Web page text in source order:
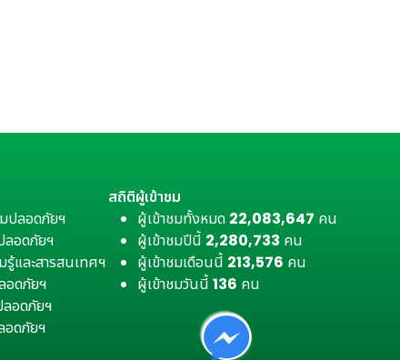
ปลอดภัยฯ
ลอดภัยฯ
และสารสนเทศฯ
อดภัยฯ
ลอดภัยฯ
อดภัยฯ
สถิติผู้เข้าชม
ผู้เข้าชมทั้งหมด 22,083,647 คน
ผู้เข้าชมปีนี้ 2,280,733 คน
ผู้เข้าชมเดือนนี้ 213,576 คน
ผู้เข้าชมวันนี้136 คน